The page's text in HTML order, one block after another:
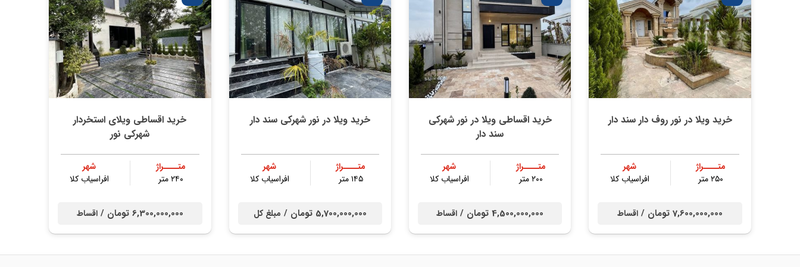
خرید ویلا در نور روف دار سند دار
متــــراژ
۲۵۰ متر
شهر
افراسیاب کلا
7,600,000,000 تومان / اقساط
خرید اقساطی ویلا در نور شهرکی
سند دار
متــــراژ
۲۰۰ متر
شهر
افراسیاب کلا
4,500,000,000 تومان / اقساط
خرید ویلا در نور شهرکی سند دار
متــــراژ
۱۴۵ متر
شهر
افراسیاب کلا
5,700,000,000 تومان / مبلغ کل
خرید اقساطی ویلای استخردار
شهرکی نور
متــــراژ
۲۴۰ متر
شهر
افراسیاب کلا
6,300,000,000 تومان / اقساط